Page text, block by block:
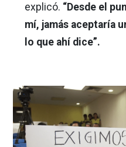
explicó. “Desde el
mí, jamás aceptaría
lo que ahí dice”.